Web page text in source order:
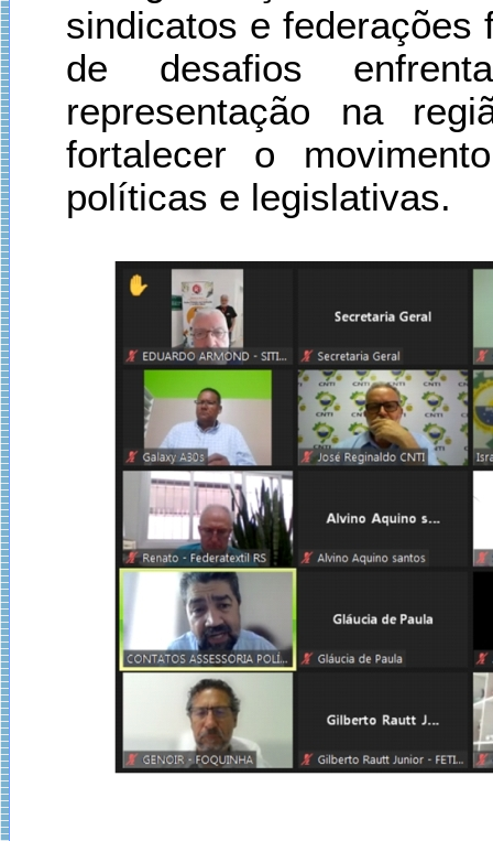
sindicatos e federações
de desafios
representação na
fortalecer o
políticas e legislativas.